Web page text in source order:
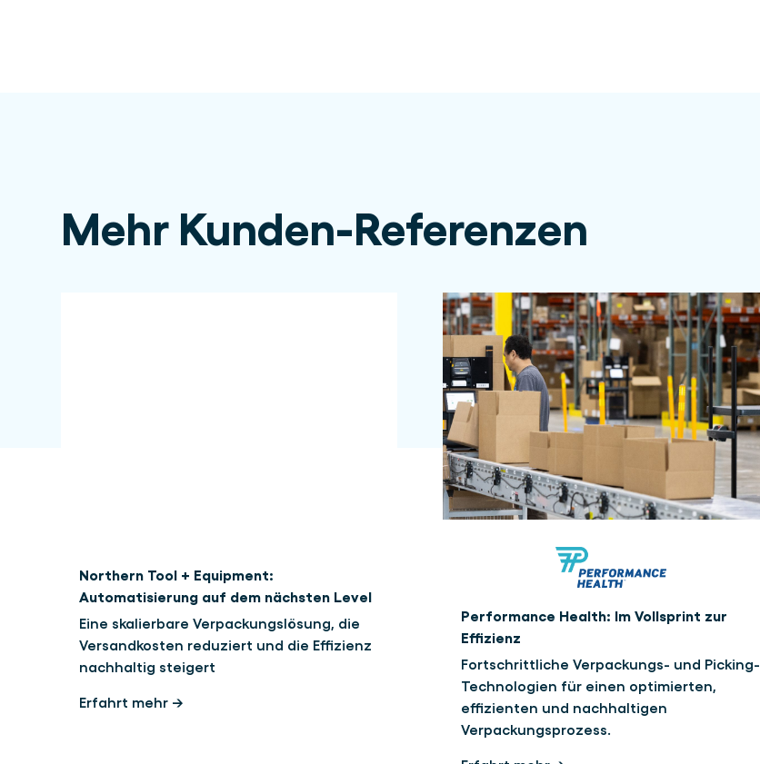
Mehr Kunden-Referenzen
Northern Tool + Equipment:
Automatisierung auf dem nächsten Level
Eine skalierbare Verpackungslösung, die
Versandkosten reduziert und die Effizienz
nachhaltig steigert
Erfahrt mehr →
Performance Health: Im Vollsprint zur
Effizienz
Fortschrittliche Verpackungs- und Picking-
Technologien für einen optimierten,
effizienten und nachhaltigen
Verpackungsprozess.